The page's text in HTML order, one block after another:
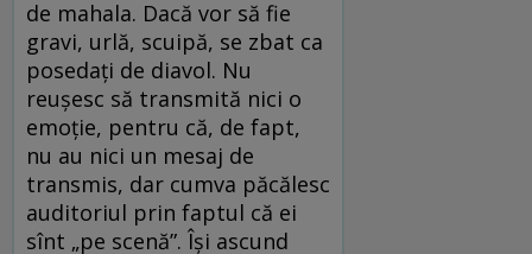
de mahala. Dacă vor să fie
gravi, urlă, scuipă, se zbat ca
posedați de diavol. Nu
reușesc să transmită nici o
emoție, pentru că, de fapt,
nu au nici un mesaj de
transmis, dar cumva păcălesc
auditoriul prin faptul că ei
sînt „pe scenă”. Își ascund